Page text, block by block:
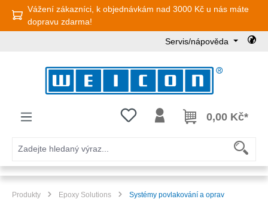
Přejít na hlavní obsah
Vážení zákazníci, k objednávkám nad 3000 Kč u nás máte
dopravu zdarma!
Servis/nápověda
Máte 0 položky v seznamu přání
0,00 Kč*
Produkty Epoxy Solutions Systémy povlakování a oprav